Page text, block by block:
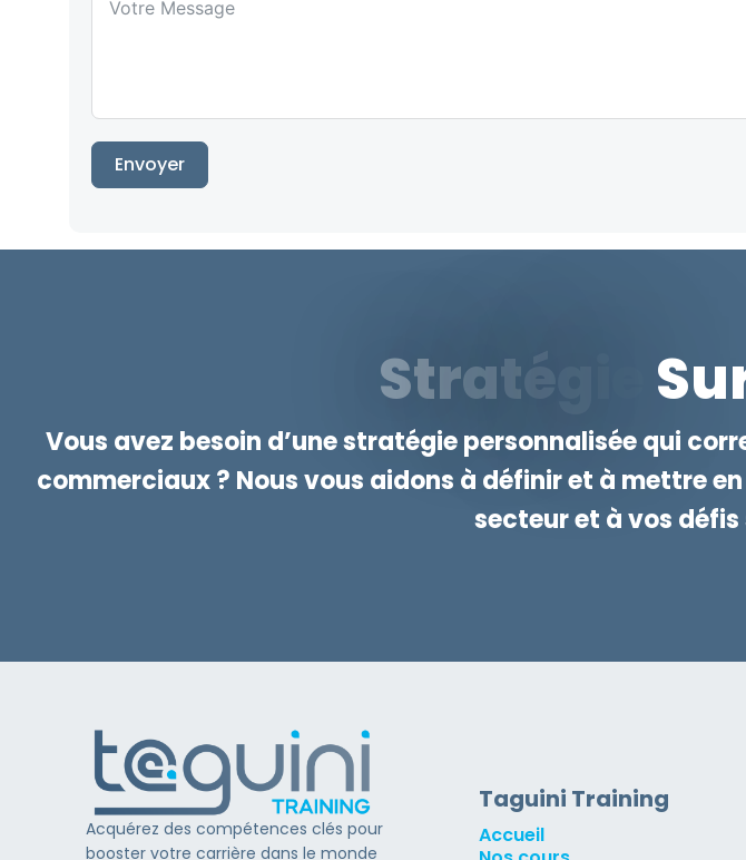
Envoyer
STRAT SU
Vous avez besoin d’une stratégie personnalisée qui
commerciaux ? Nous vous aidons à définir et à mettre
secteur et à vos
Acquérez des compétences clés pour
booster votre carrière dans le monde
Taguini Training
Accueil